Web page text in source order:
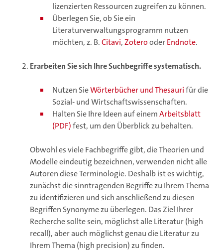
lizenzierten Ressourcen zugreifen zu können.
Überlegen Sie, ob Sie ein
Literaturverwaltungsprogramm nutzen
möchten, z. B.Citavi,ZoterooderEndnote.
Erarbeiten Sie sich Ihre Suchbegriffe systematisch.
Nutzen SieWörterbücher und Thesaurifür die
Sozial- und Wirtschaftswissenschaften.
Halten Sie Ihre Ideen auf einemArbeitsblatt
(PDF)fest, um den Überblick zu behalten.
Obwohl es viele Fachbegriffe gibt, die Theorien und
Modelle eindeutig bezeichnen, verwenden nicht alle
Autoren diese Terminologie. Deshalb ist es wichtig,
zunächst die sinntragenden Begriffe zu Ihrem Thema
zu identifizieren und sich anschließend zu diesen
Begriffen Synonyme zu überlegen. Das Ziel Ihrer
Recherche sollte sein, möglichst alle Literatur (high
recall), aber auch möglichst genau die Literatur zu
Ihrem Thema (high precision) zu finden.